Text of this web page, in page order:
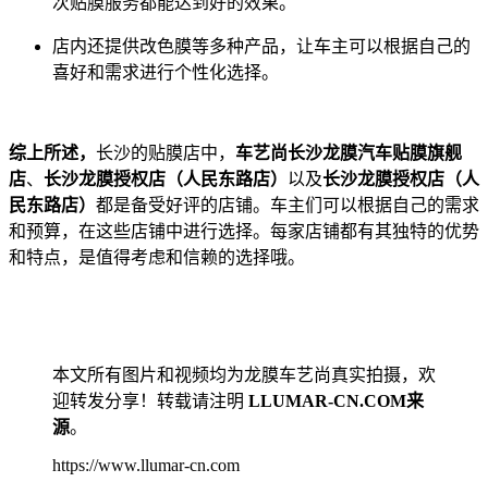
店内还提供改色膜等多种产品，让车主可以根据自己的
喜好和需求进行个性化选择。
综上所述， 长沙的贴膜店中， 车艺尚长沙龙膜汽车贴膜旗舰
店、 长沙龙膜授权店（人民东路店） 以及长沙龙膜授权店（人
民东路店） 都是备受好评的店铺。车主们可以根据自己的需求
和预算，在这些店铺中进行选择。每家店铺都有其独特的优势
和特点，是值得考虑和信赖的选择哦。
本文所有图片和视频均为龙膜车艺尚真实拍摄，欢
迎转发分享！转载请注明 LLUMAR-CN.COM来
源。
https://www.llumar-cn.com